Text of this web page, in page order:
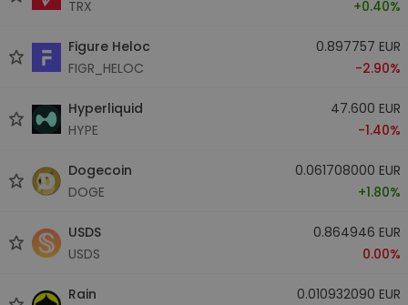
TRX
+0.40%
Figure Heloc
FIGR_HELOC
0.897757 EUR
-2.90%
Hyperliquid
HYPE
47.600 EUR
-1.40%
Dogecoin
DOGE
0.061708000 EUR
+1.80%
USDS
USDS
0.864946 EUR
0.00%
Rain
0.010932090 EUR